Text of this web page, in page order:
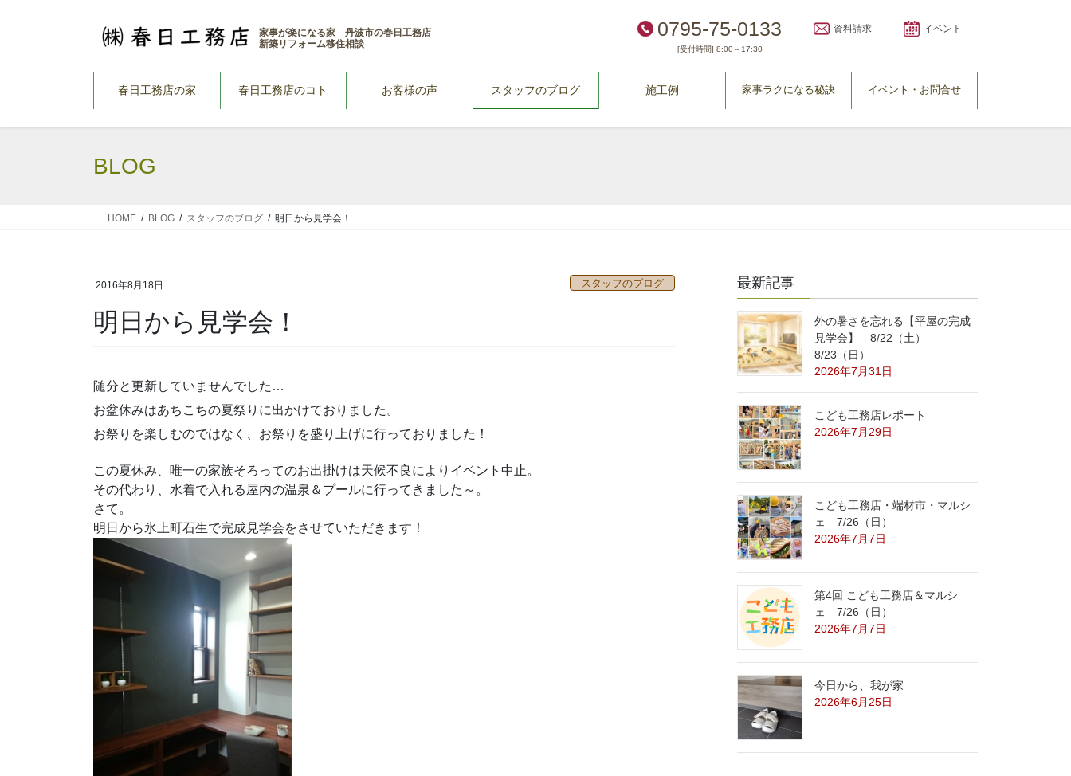
家事が楽になる家 丹波市の春日工務店
新築リフォーム移住相談
0795-75-0133
[受付時間] 8:00～17:30
資料請求 イベント
春日工務店の家 春日工務店のコト お客様の声 スタッフのブログ 施工例 家事ラクになる秘訣 イベント・お問合せ
BLOG
HOME BLOG スタッフのブログ 明日から見学会！
2016年8月18日 スタッフのブログ
明日から見学会！
随分と更新していませんでした…
お盆休みはあちこちの夏祭りに出かけておりました。
お祭りを楽しむのではなく、お祭りを盛り上げに行っておりました！
この夏休み、唯一の家族そろってのお出掛けは天候不良によりイベント中止。
その代わり、水着で入れる屋内の温泉＆プールに行ってきました～。
さて。
明日から氷上町石生で完成見学会をさせていただきます！
最新記事
外の暑さを忘れる【平屋の完成
見学会】 8/22（土）
8/23（日）
2026年7月31日
こども工務店レポート
2026年7月29日
こども工務店・端材市・マルシ
ェ 7/26（日）
2026年7月7日
第4回 こども工務店＆マルシ
ェ 7/26（日）
2026年7月7日
今日から、我が家
2026年6月25日